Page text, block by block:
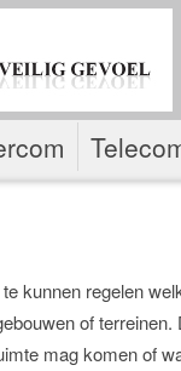
kunnen regelen
of
mag komen of